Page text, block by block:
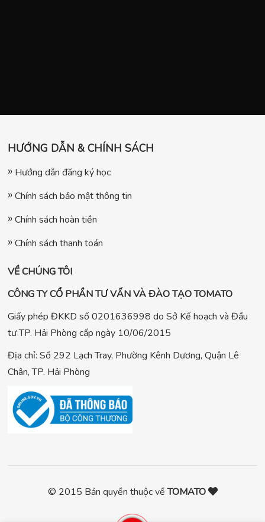
HƯỚNG DẪN & CHÍNH SÁCH
Hướng dẫn đăng ký học
Chính sách bảo mật thông tin
Chính sách hoàn tiền
Chính sách thanh toán
VỀ CHÚNG TÔI
CÔNG TY CỔ PHẦN TƯ VẤN VÀ ĐÀO TẠO TOMATO
Giấy phép ĐKKD số 0201636998 do Sở Kế hoạch và Đầu
tư TP. Hải Phòng cấp ngày 10/06/2015
Địa chỉ: Số 292 Lạch Tray, Phường Kênh Dương, Quận Lê
Chân, TP. Hải Phòng
© 2015 Bản quyền thuộc vềTOMATO